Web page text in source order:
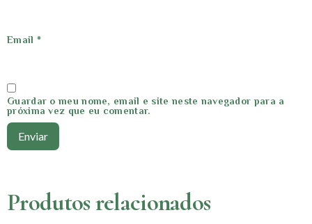
Email *
Guardar o meu nome, email e site neste navegador para a
próxima vez que eu comentar.
Produtos relacionados